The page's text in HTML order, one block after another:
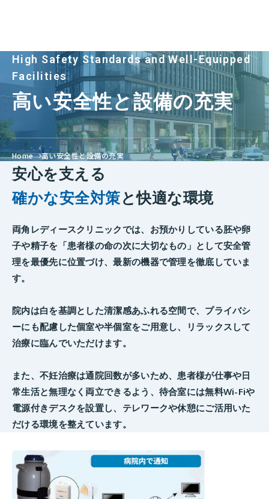
High Safety Standards and Well-Equipped
Facilities
高い安全性と設備の充実
Home 高い安全性と設備の充実
安心を支える
確かな安全対策と快適な環境
両角レディースクリニックでは、お預かりしている胚や卵
子や精子を「患者様の命の次に大切なもの」として安全管
理を最優先に位置づけ、最新の機器で管理を徹底していま
す。
院内は白を基調とした清潔感あふれる空間で、プライバシ
ーにも配慮した個室や半個室をご用意し、リラックスして
治療に臨んでいただけます。
また、不妊治療は通院回数が多いため、患者様が仕事や日
常生活と無理なく両立できるよう、待合室には無料Wi-Fiや
電源付きデスクを設置し、テレワークや休憩にご活用いた
だける環境を整えています。